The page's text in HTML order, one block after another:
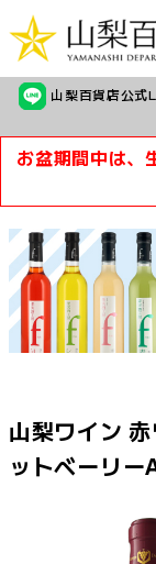
山梨百貨店公式
お盆期間中は、
山梨ワイン
ットベーリ